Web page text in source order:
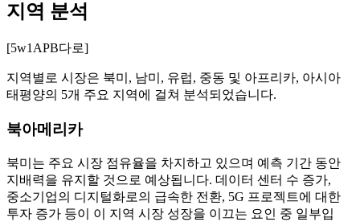
지역 분석
[5w1APB다로]
지역별로 시장은 북미, 남미, 유럽, 중동 및 아프리카, 아시아
태평양의 5개 주요 지역에 걸쳐 분석되었습니다.
북아메리카
북미는 주요 시장 점유율을 차지하고 있으며 예측 기간 동안
지배력을 유지할 것으로 예상됩니다. 데이터 센터 수 증가,
중소기업의 디지털화로의 급속한 전환, 5G 프로젝트에 대한
투자 증가 등이 이 지역 시장 성장을 이끄는 요인 중 일부입